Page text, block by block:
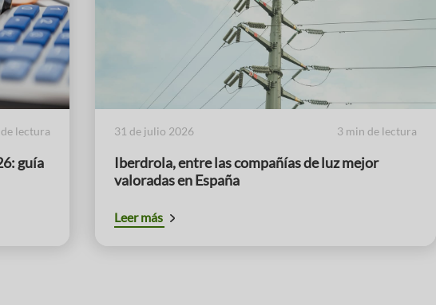
lectura
guía
31 de julio 2026 3 min de lectura
Iberdrola, entre las compañías de luz mejor
valoradas en España
Leer más